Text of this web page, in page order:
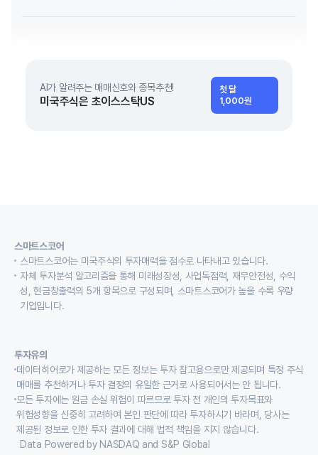
AI가 알려주는 매매신호와 종목추천!
미국주식은 초이스스탁US
첫 달
1,000원
스마트스코어
스마트스코어는 미국주식의 투자매력을 점수로 나타내고 있습니다.
자체 투자분석 알고리즘을 통해 미래성장성, 사업독점력, 재무안전성, 수익
성, 현금창출력의 5개 항목으로 구성되며, 스마트스코어가 높을 수록 우량
기업입니다.
투자유의
데이터히어로가 제공하는 모든 정보는 투자 참고용으로만 제공되며 특정 주식
매매를 추천하거나 투자 결정의 유일한 근거로 사용되어서는 안 됩니다.
모든 투자에는 원금 손실 위험이 따르므로 투자 전 개인의 투자목표와
위험성향을 신중히 고려하여 본인 판단에 따라 투자하시기 바라며, 당사는
제공된 정보로 인한 투자 결과에 대해 법적 책임을 지지 않습니다.
Data Powered by NASDAQ and S&P Global